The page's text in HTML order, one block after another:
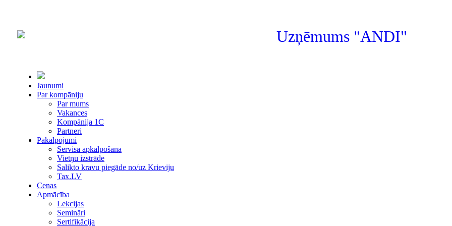
Uzņēmums"ANDI"
Jaunumi
Par kompāniju
Par mums
Vakances
Kompānija 1С
Partneri
Pakalpojumi
Servisa apkalpošana
Vietņu izstrāde
Salikto kravu piegāde no/uz Krieviju
Tax.LV
Cenas
Apmācība
Lekcijas
Semināri
Sertifikācija